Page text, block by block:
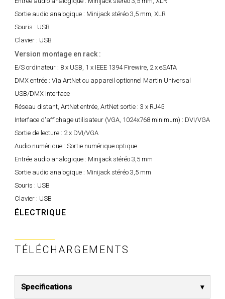
Sortie audio analogique : Minijack stéréo 3,5 mm, XLR
Souris : USB
Clavier : USB
Version montage en rack :
E/S ordinateur : 8 x USB, 1 x IEEE 1394 Firewire, 2 x eSATA
DMX entrée : Via ArtNet ou appareil optionnel Martin Universal
USB/DMX Interface
Réseau distant, ArtNet entrée, ArtNet sortie : 3 x RJ45
Interface d'affichage utilisateur (VGA, 1024x768 minimum) : DVI/VGA
Sortie de lecture : 2 x DVI/VGA
Audio numérique : Sortie numérique optique
Entrée audio analogique : Minijack stéréo 3,5 mm
Sortie audio analogique : Minijack stéréo 3,5 mm
Souris : USB
Clavier : USB
ÉLECTRIQUE
TÉLÉCHARGEMENTS
Specifications